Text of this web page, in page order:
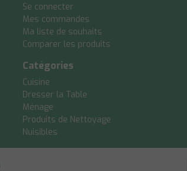
Se connecter
Mes commandes
Ma liste de souhaits
Comparer les produits
Catégories
Cuisine
Dresser la Table
Ménage
Produits de Nettoyage
Nuisibles